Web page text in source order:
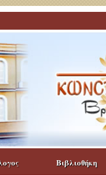
Βιβλιοθήκη